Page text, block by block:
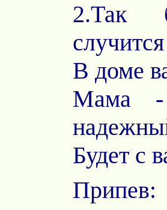
2.Так
В доме
Мама -
Будет с
Припев: